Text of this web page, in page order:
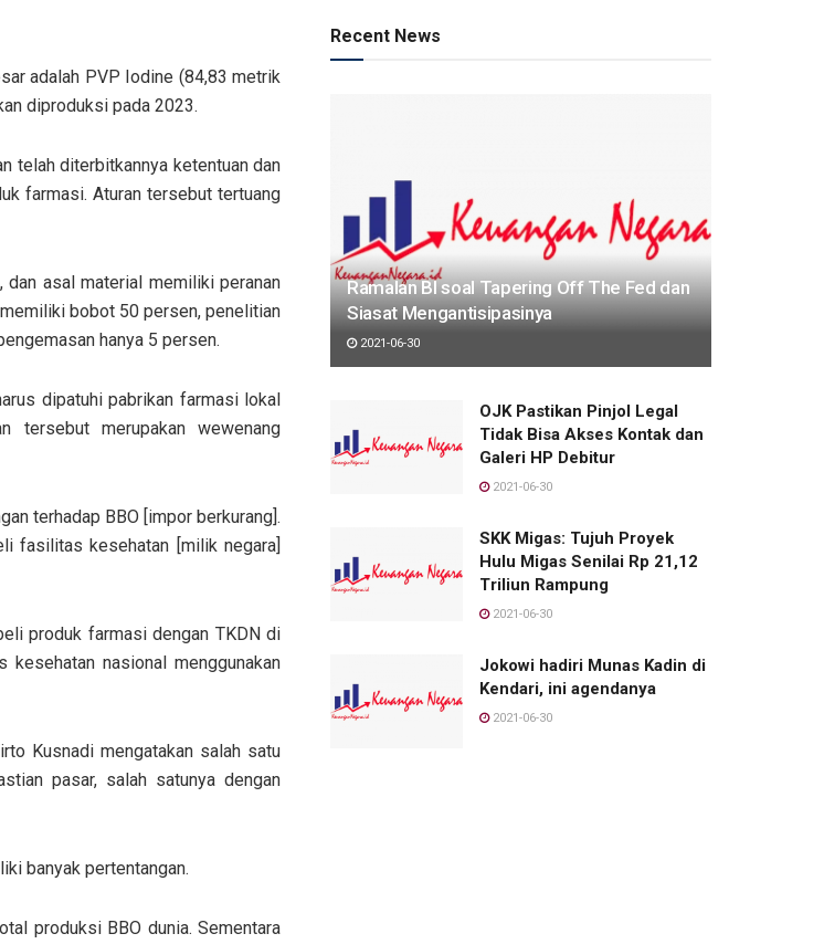
adalah PVP Iodine (84,83 metrik
diproduksi pada 2023.
telah diterbitkannya ketentuan dan
farmasi. Aturan tersebut tertuang
dan asal material memiliki peranan
bobot 50 persen, penelitian
hanya 5 persen.
dipatuhi pabrikan farmasi lokal
tersebut merupakan wewenang
terhadap BBO [impor berkurang].
fasilitas kesehatan [milik negara]
produk farmasi dengan TKDN di
nasional menggunakan
Kusnadi mengatakan salah satu
pasar, salah satunya dengan
banyak pertentangan.
produksi BBO dunia. Sementara
Recent News
Ramalan BI soal Tapering Off The Fed dan
Siasat Mengantisipasinya
2021-06-30
OJK Pastikan Pinjol Legal
Tidak Bisa Akses Kontak dan
Galeri HP Debitur
2021-06-30
SKK Migas: Tujuh Proyek
Hulu Migas Senilai Rp 21,12
Triliun Rampung
2021-06-30
Jokowi hadiri Munas Kadin di
Kendari, ini agendanya
2021-06-30